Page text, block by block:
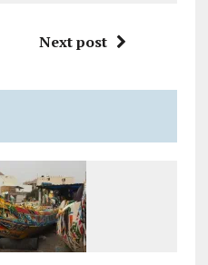
Next post